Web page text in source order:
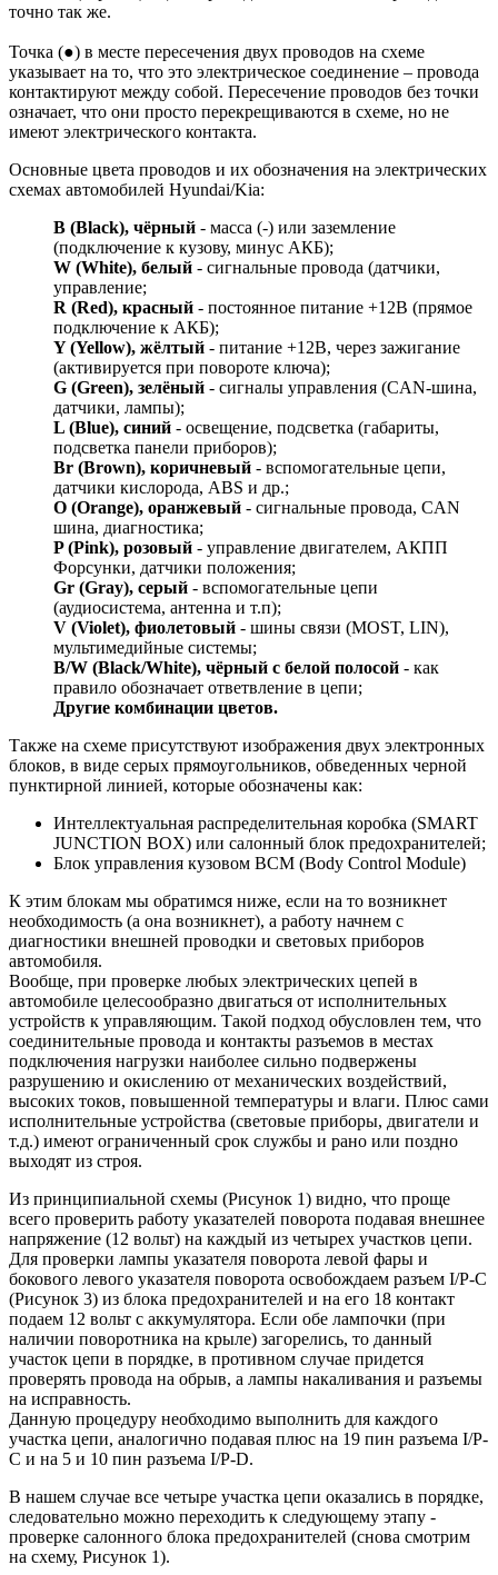
точно так же.
Точка (●) в месте пересечения двух проводов на схеме
указывает на то, что это электрическое соединение – провода
контактируют между собой. Пересечение проводов без точки
означает, что они просто перекрещиваются в схеме, но не
имеют электрического контакта.
Основные цвета проводов и их обозначения на электрических
схемах автомобилей Hyundai/Kia:
B (Black), чёрный - масса (-) или заземление
(подключение к кузову, минус АКБ);
W (White), белый - сигнальные провода (датчики,
управление;
R (Red), красный - постоянное питание +12В (прямое
подключение к АКБ);
Y (Yellow), жёлтый - питание +12В, через зажигание
(активируется при повороте ключа);
G (Green), зелёный - сигналы управления (CAN-шина,
датчики, лампы);
L (Blue), синий - освещение, подсветка (габариты,
подсветка панели приборов);
Br (Brown), коричневый - вспомогательные цепи,
датчики кислорода, ABS и др.;
O (Orange), оранжевый - сигнальные провода, CAN
шина, диагностика;
P (Pink), розовый - управление двигателем, АКПП
Форсунки, датчики положения;
Gr (Gray), серый - вспомогательные цепи
(аудиосистема, антенна и т.п);
V (Violet), фиолетовый - шины связи (MOST, LIN),
мультимедийные системы;
B/W (Black/White), чёрный с белой полосой - как
правило обозначает ответвление в цепи;
Другие комбинации цветов.
Также на схеме присутствуют изображения двух электронных
блоков, в виде серых прямоугольников, обведенных черной
пунктирной линией, которые обозначены как:
Интеллектуальная распределительная коробка (SMART
JUNCTION BOX) или салонный блок предохранителей;
Блок управления кузовом BCM (Body Control Module)
К этим блокам мы обратимся ниже, если на то возникнет
необходимость (а она возникнет), а работу начнем с
диагностики внешней проводки и световых приборов
автомобиля.
Вообще, при проверке любых электрических цепей в
автомобиле целесообразно двигаться от исполнительных
устройств к управляющим. Такой подход обусловлен тем, что
соединительные провода и контакты разъемов в местах
подключения нагрузки наиболее сильно подвержены
разрушению и окислению от механических воздействий,
высоких токов, повышенной температуры и влаги. Плюс сами
исполнительные устройства (световые приборы, двигатели и
т.д.) имеют ограниченный срок службы и рано или поздно
выходят из строя.
Из принципиальной схемы (Рисунок 1) видно, что проще
всего проверить работу указателей поворота подавая внешнее
напряжение (12 вольт) на каждый из четырех участков цепи.
Для проверки лампы указателя поворота левой фары и
бокового левого указателя поворота освобождаем разъем I/P-C
(Рисунок 3) из блока предохранителей и на его 18 контакт
подаем 12 вольт с аккумулятора. Если обе лампочки (при
наличии поворотника на крыле) загорелись, то данный
участок цепи в порядке, в противном случае придется
проверять провода на обрыв, а лампы накаливания и разъемы
на исправность.
Данную процедуру необходимо выполнить для каждого
участка цепи, аналогично подавая плюс на 19 пин разъема I/P-
C и на 5 и 10 пин разъема I/P-D.
В нашем случае все четыре участка цепи оказались в порядке,
следовательно можно переходить к следующему этапу -
проверке салонного блока предохранителей (снова смотрим
на схему, Рисунок 1).